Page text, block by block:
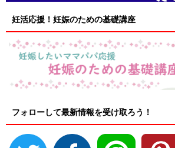
妊活応援！妊娠のための基礎講座
フォローして最新情報を受け取ろう！